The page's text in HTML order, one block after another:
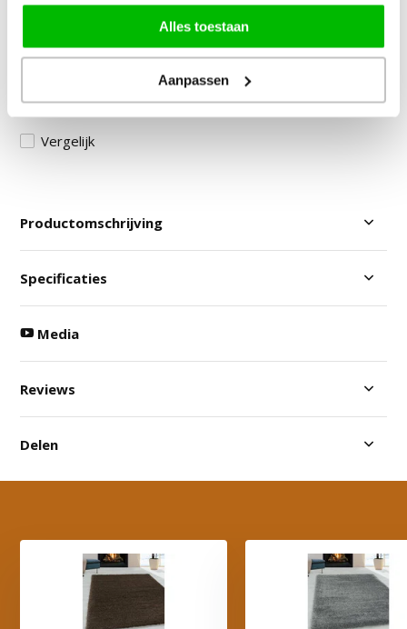
Alles toestaan
Aanpassen
Gratis Verzending in NL & BE!
30 Dagen Bedenktijd
Veilig betalen: vooraf & achteraf
Vergelijk
Productomschrijving
Specificaties
Media
Reviews
Delen